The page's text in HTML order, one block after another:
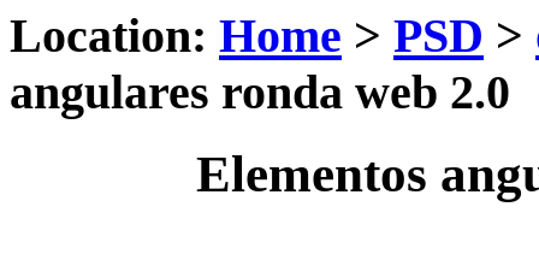
Location: Home > PSD >
angulares ronda web 2.0
Elementos